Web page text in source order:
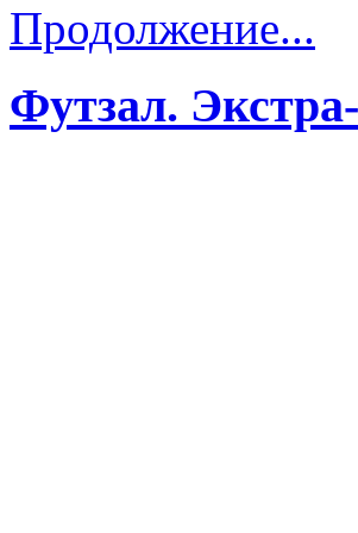
Продолжение...
Футзал.